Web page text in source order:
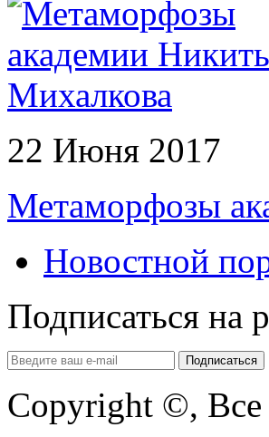
22 Июня 2017
Метаморфозы
Новостной
Подписаться на
Copyright ©,